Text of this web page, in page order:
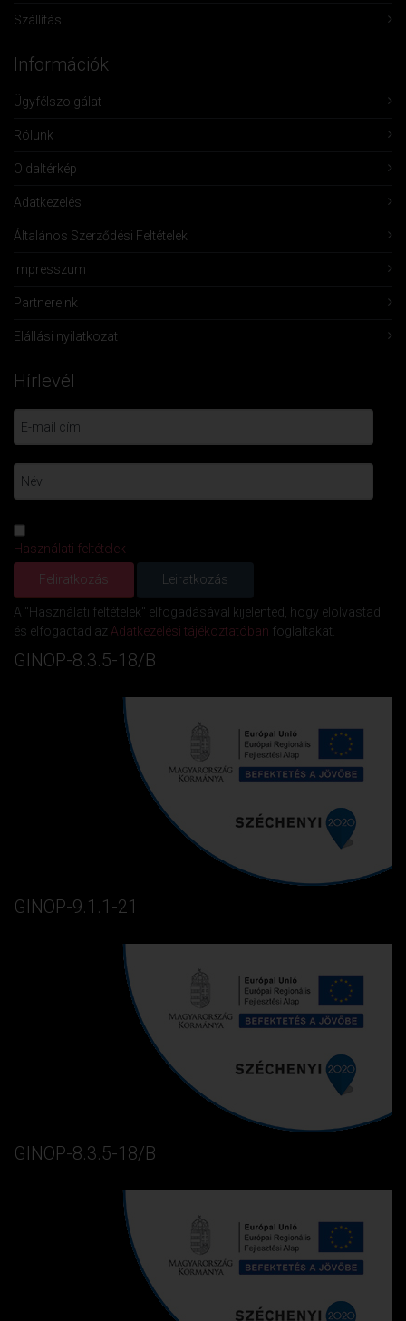
Szállítás
Információk
Ügyfélszolgálat
Rólunk
Oldaltérkép
Adatkezelés
Általános Szerződési Feltételek
Impresszum
Partnereink
Elállási nyilatkozat
Hírlevél
Használati feltételek
A "Használati feltételek" elfogadásával kijelented, hogy elolvastad
és elfogadtad azAdatkezelési tájékoztatóban foglaltakat.
GINOP-8.3.5-18/B
GINOP-9.1.1-21
GINOP-8.3.5-18/B